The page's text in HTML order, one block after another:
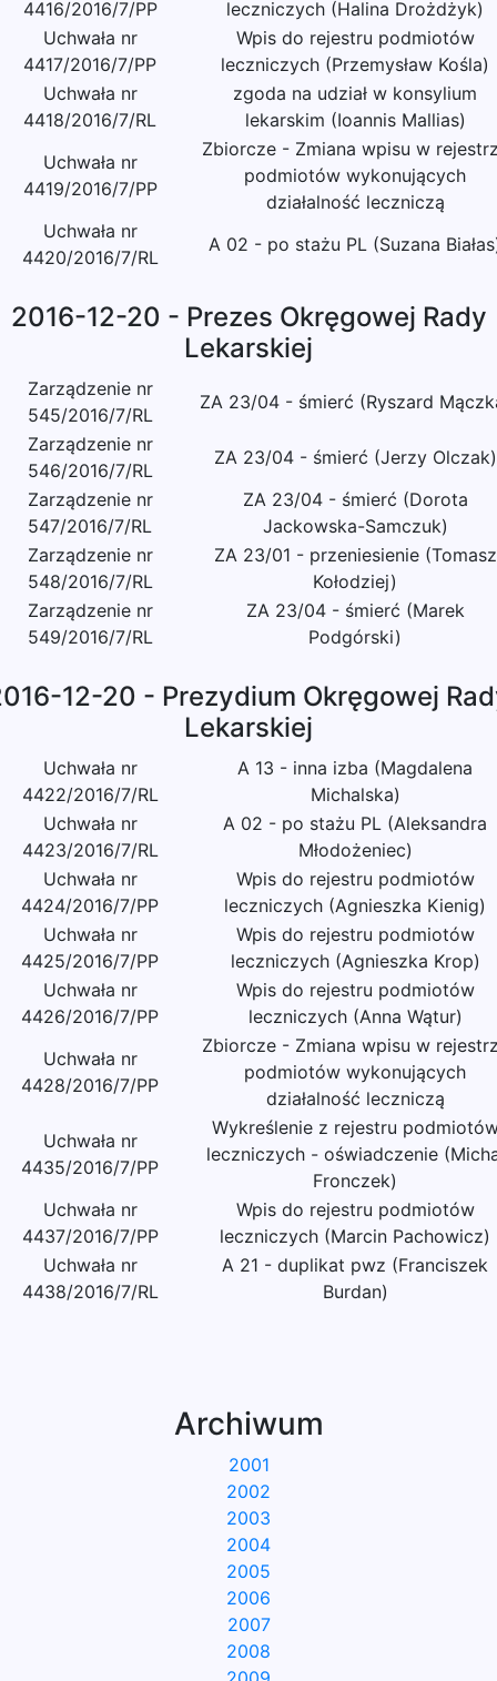
4416/2016/7/PP
leczniczych (Halina Drożdżyk)
Uchwała nr
4417/2016/7/PP
Wpis do rejestru podmiotów
leczniczych (Przemysław Kośla)
Uchwała nr
4418/2016/7/RL
zgoda na udział w konsylium
lekarskim (Ioannis Mallias)
Uchwała nr
4419/2016/7/PP
Zbiorcze - Zmiana wpisu w
podmiotów wykonujących
działalność leczniczą
Uchwała nr
4420/2016/7/RL
A 02 - po stażu PL (Suzana
2016-12-20 - Prezes Okręgowej Rady
Lekarskiej
Zarządzenie nr
545/2016/7/RL
ZA 23/04 - śmierć (Ryszard
Zarządzenie nr
546/2016/7/RL
ZA 23/04 - śmierć (Jerzy Olczak)
Zarządzenie nr
547/2016/7/RL
ZA 23/04 - śmierć (Dorota
Jackowska-Samczuk)
Zarządzenie nr
548/2016/7/RL
ZA 23/01 - przeniesienie (Tomasz
Kołodziej)
Zarządzenie nr
549/2016/7/RL
ZA 23/04 - śmierć (Marek
Podgórski)
12-20 - Prezydium Okręgowej
Lekarskiej
Uchwała nr
4422/2016/7/RL
A 13 - inna izba (Magdalena
Michalska)
Uchwała nr
4423/2016/7/RL
A 02 - po stażu PL (Aleksandra
Młodożeniec)
Uchwała nr
4424/2016/7/PP
Wpis do rejestru podmiotów
leczniczych (Agnieszka Kienig)
Uchwała nr
4425/2016/7/PP
Wpis do rejestru podmiotów
leczniczych (Agnieszka Krop)
Uchwała nr
4426/2016/7/PP
Wpis do rejestru podmiotów
leczniczych (Anna Wątur)
Uchwała nr
4428/2016/7/PP
Zbiorcze - Zmiana wpisu w
podmiotów wykonujących
działalność leczniczą
Uchwała nr
4435/2016/7/PP
Wykreślenie z rejestru
leczniczych - oświadczenie
Fronczek)
Uchwała nr
4437/2016/7/PP
Wpis do rejestru podmiotów
leczniczych (Marcin Pachowicz)
Uchwała nr
4438/2016/7/RL
A 21 - duplikat pwz (Franciszek
Burdan)
Archiwum
2001
2002
2003
2004
2005
2006
2007
2008